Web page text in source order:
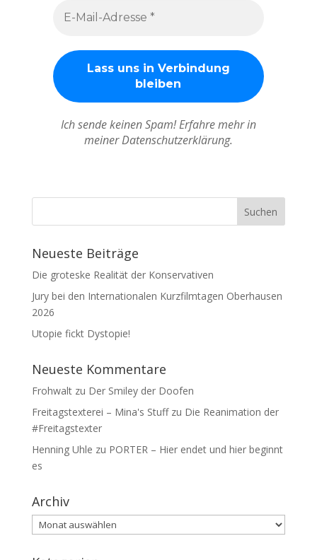
Ich sende keinen Spam! Erfahre mehr in
meiner Datenschutzerklärung.
Neueste Beiträge
Die groteske Realität der Konservativen
Jury bei den Internationalen Kurzfilmtagen Oberhausen
2026
Utopie fickt Dystopie!
Neueste Kommentare
Frohwaltzu Der Smiley der Doofen
Freitagstexterei – Mina's Stuffzu Die Reanimation der
#Freitagstexter
Henning Uhle zu PORTER – Hier endet und hier beginnt
es
Archiv
Archiv